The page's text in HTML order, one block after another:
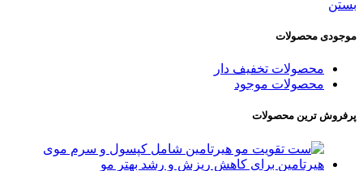
بستن
موجودی محصولات
محصولات تخفیف دار
محصولات موجود
پرفروش ترین محصولات